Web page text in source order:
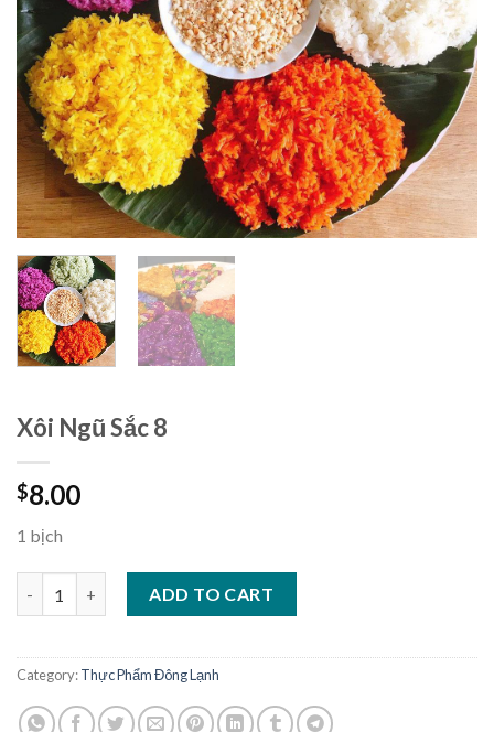
Xôi Ngũ Sắc 8
$8.00
1 bịch
ADD TO CART
Category:Thực Phẩm Đông Lạnh